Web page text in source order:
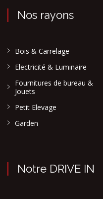
Nos rayons
Bois & Carrelage
Electricité & Luminaire
Fournitures de bureau &
Jouets
Petit Elevage
Garden
Notre DRIVE IN